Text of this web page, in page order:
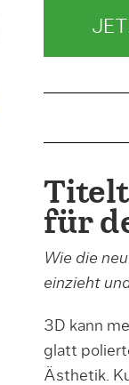
für
Wie die
einzieht
3D kann
glatt
Ästhetik.